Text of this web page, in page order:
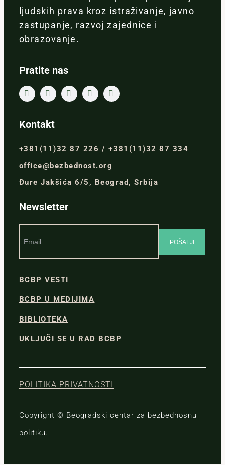
ljudskih prava kroz istraživanje, javno
zastupanje, razvoj zajednice i
obrazovanje.
Pratite nas
Kontakt
+381(11)32 87 226 / +381(11)32 87 334
office@bezbednost.org
Đure Jakšića 6/5, Beograd, Srbija
Newsletter
BCBP VESTI
BCBP U MEDIJIMA
BIBLIOTEKA
UKLJUČI SE U RAD BCBP
POLITIKA PRIVATNOSTI
Copyright © Beogradski centar za bezbednosnu
politiku.